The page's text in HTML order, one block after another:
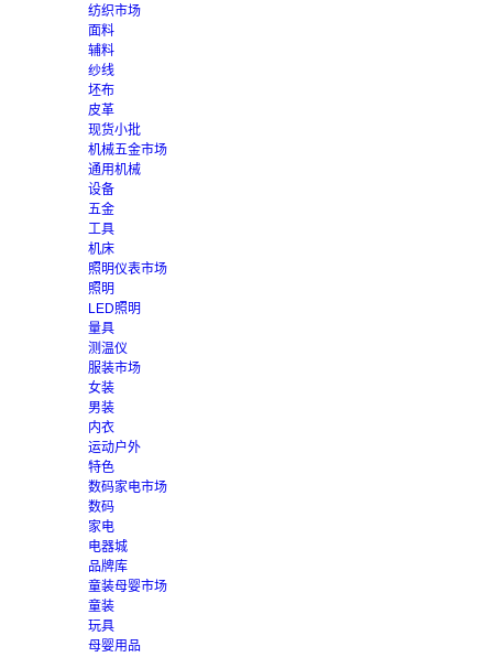
纺织市场
面料
辅料
纱线
坯布
皮革
现货小批
机械五金市场
通用机械
设备
五金
工具
机床
照明仪表市场
照明
LED照明
量具
测温仪
服装市场
女装
男装
内衣
运动户外
特色
数码家电市场
数码
家电
电器城
品牌库
童装母婴市场
童装
玩具
母婴用品